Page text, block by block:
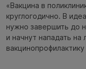
«Вакцина в
круглогодично. В
нужно завершить до
и начнут нападать